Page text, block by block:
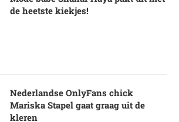
de heetste kiekjes!
Nederlandse OnlyFans chick
Mariska Stapel gaat graag uit de
kleren